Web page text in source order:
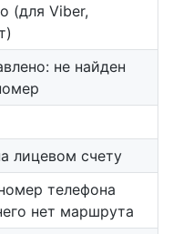
(для Viber,
не найден
лицевом счету
телефона
нет маршрута